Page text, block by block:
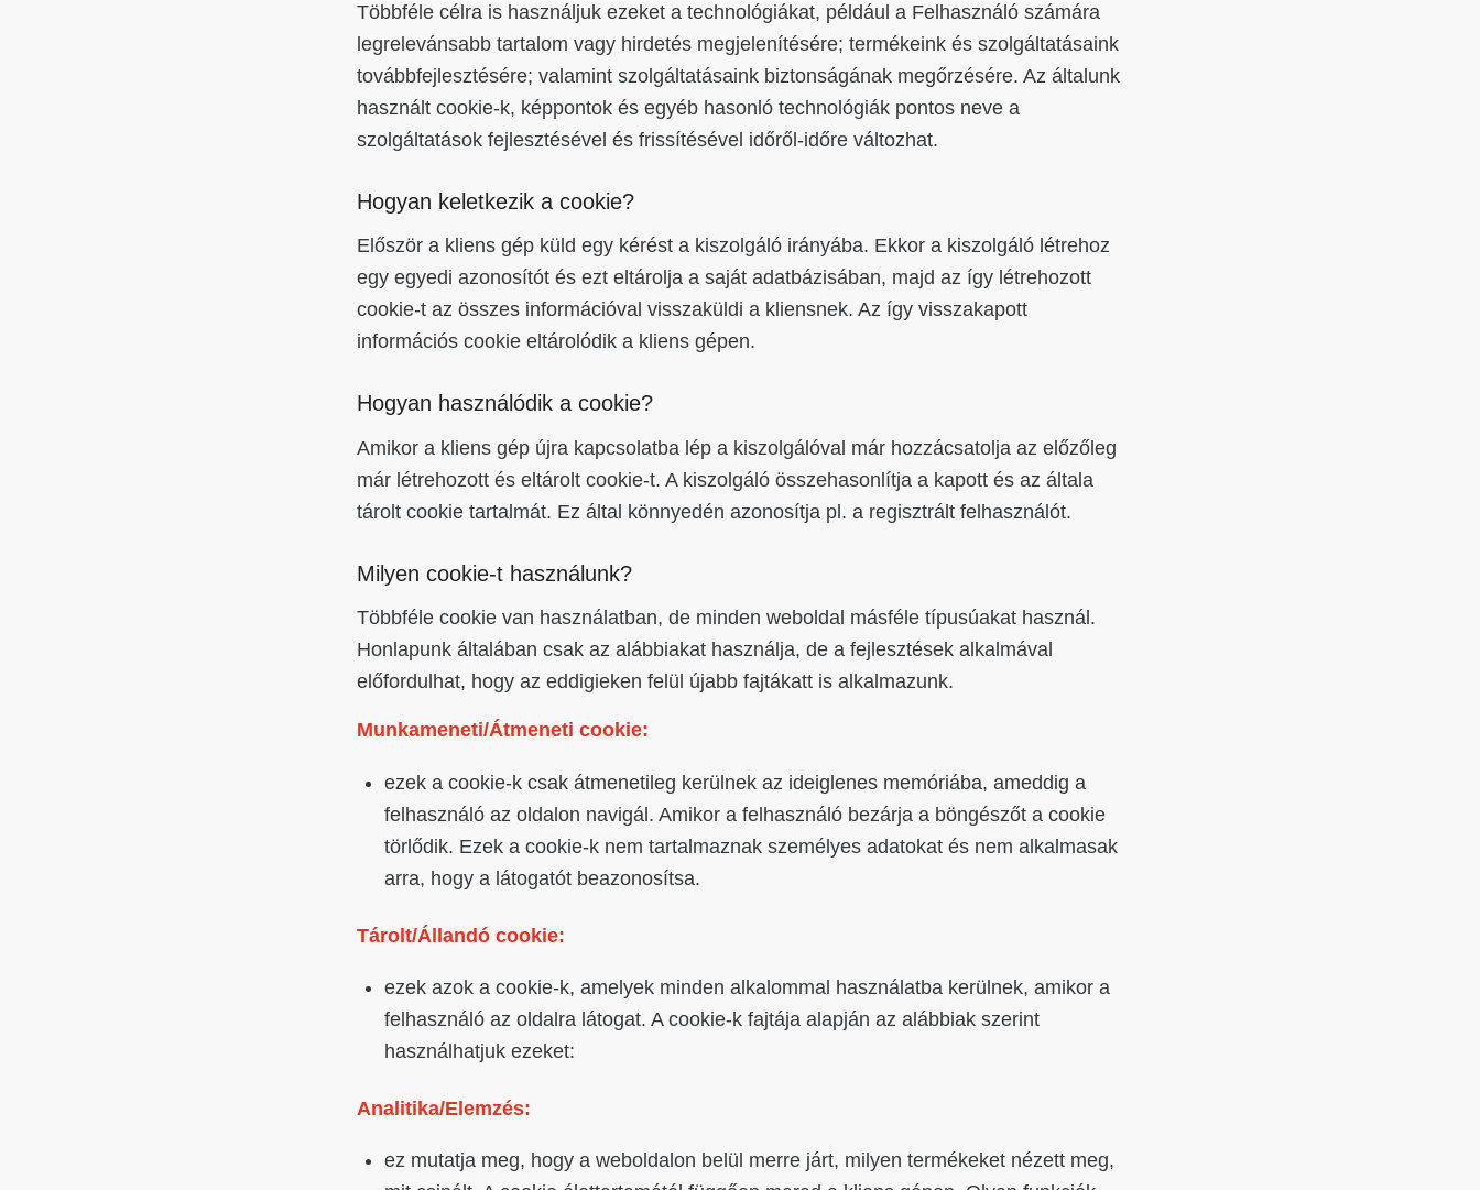
Többféle célra is használjuk ezeket a technológiákat, például a Felhasználó számára
legrelevánsabb tartalom vagy hirdetés megjelenítésére; termékeink és szolgáltatásaink
továbbfejlesztésére; valamint szolgáltatásaink biztonságának megőrzésére. Az általunk
használt cookie-k, képpontok és egyéb hasonló technológiák pontos neve a
szolgáltatások fejlesztésével és frissítésével időről-időre változhat.
Hogyan keletkezik a cookie?
Először a kliens gép küld egy kérést a kiszolgáló irányába. Ekkor a kiszolgáló létrehoz
egy egyedi azonosítót és ezt eltárolja a saját adatbázisában, majd az így létrehozott
cookie-t az összes információval visszaküldi a kliensnek. Az így visszakapott
információs cookie eltárolódik a kliens gépen.
Hogyan használódik a cookie?
Amikor a kliens gép újra kapcsolatba lép a kiszolgálóval már hozzácsatolja az előzőleg
már létrehozott és eltárolt cookie-t. A kiszolgáló összehasonlítja a kapott és az általa
tárolt cookie tartalmát. Ez által könnyedén azonosítja pl. a regisztrált felhasználót.
Milyen cookie-t használunk?
Többféle cookie van használatban, de minden weboldal másféle típusúakat használ.
Honlapunk általában csak az alábbiakat használja, de a fejlesztések alkalmával
előfordulhat, hogy az eddigieken felül újabb fajtákatt is alkalmazunk.
Munkameneti/Átmeneti cookie:
ezek a cookie-k csak átmenetileg kerülnek az ideiglenes memóriába, ameddig a
felhasználó az oldalon navigál. Amikor a felhasználó bezárja a böngészőt a cookie
törlődik. Ezek a cookie-k nem tartalmaznak személyes adatokat és nem alkalmasak
arra, hogy a látogatót beazonosítsa.
Tárolt/Állandó cookie:
ezek azok a cookie-k, amelyek minden alkalommal használatba kerülnek, amikor a
felhasználó az oldalra látogat. A cookie-k fajtája alapján az alábbiak szerint
használhatjuk ezeket:
Analitika/Elemzés:
ez mutatja meg, hogy a weboldalon belül merre járt, milyen termékeket nézett meg,